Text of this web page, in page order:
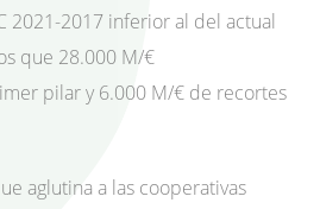
2021-2017 inferior al del actual
que 28.000 M/€
pilar y 6.000 M/€ de recortes
aglutina a las cooperativas